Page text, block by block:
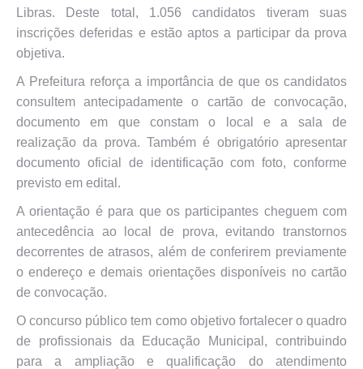
Libras. Deste total, 1.056 candidatos tiveram suas
inscrições deferidas e estão aptos a participar da prova
objetiva.
A Prefeitura reforça a importância de que os candidatos
consultem antecipadamente o cartão de convocação,
documento em que constam o local e a sala de
realização da prova. Também é obrigatório apresentar
documento oficial de identificação com foto, conforme
previsto em edital.
A orientação é para que os participantes cheguem com
antecedência ao local de prova, evitando transtornos
decorrentes de atrasos, além de conferirem previamente
o endereço e demais orientações disponíveis no cartão
de convocação.
O concurso público tem como objetivo fortalecer o quadro
de profissionais da Educação Municipal, contribuindo
para a ampliação e qualificação do atendimento